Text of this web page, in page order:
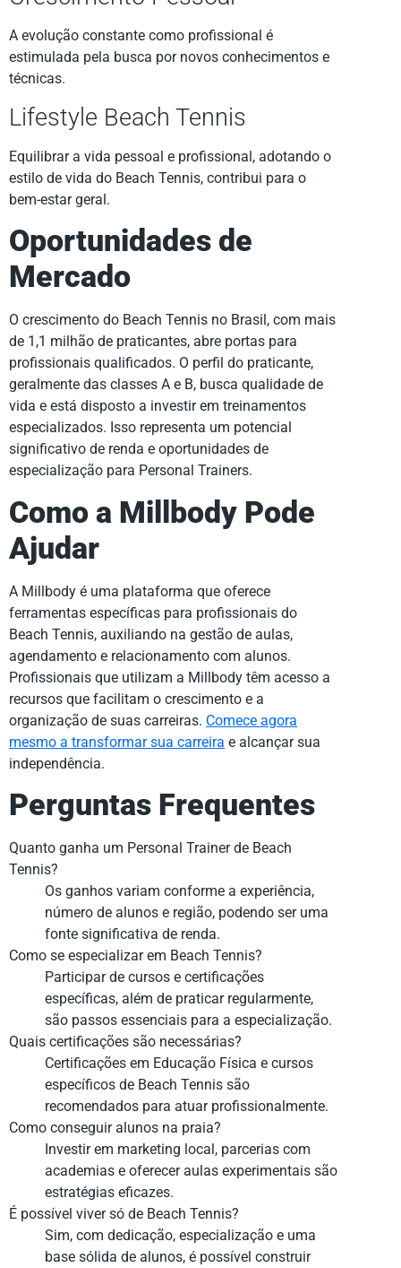
A evolução constante como profissional é
estimulada pela busca por novos conhecimentos e
técnicas.
Lifestyle Beach Tennis
Equilibrar a vida pessoal e profissional, adotando o
estilo de vida do Beach Tennis, contribui para o
bem-estar geral.
Oportunidades de
Mercado
O crescimento do Beach Tennis no Brasil, com mais
de 1,1 milhão de praticantes, abre portas para
profissionais qualificados. O perfil do praticante,
geralmente das classes A e B, busca qualidade de
vida e está disposto a investir em treinamentos
especializados. Isso representa um potencial
significativo de renda e oportunidades de
especialização para Personal Trainers.
Como a Millbody Pode
Ajudar
A Millbody é uma plataforma que oferece
ferramentas específicas para profissionais do
Beach Tennis, auxiliando na gestão de aulas,
agendamento e relacionamento com alunos.
Profissionais que utilizam a Millbody têm acesso a
recursos que facilitam o crescimento e a
organização de suas carreiras. Comece agora
mesmo a transformar sua carreira e alcançar sua
independência.
Perguntas Frequentes
Quanto ganha um Personal Trainer de Beach
Tennis?
Os ganhos variam conforme a experiência,
número de alunos e região, podendo ser uma
fonte significativa de renda.
Como se especializar em Beach Tennis?
Participar de cursos e certificações
específicas, além de praticar regularmente,
são passos essenciais para a especialização.
Quais certificações são necessárias?
Certificações em Educação Física e cursos
específicos de Beach Tennis são
recomendados para atuar profissionalmente.
Como conseguir alunos na praia?
Investir em marketing local, parcerias com
academias e oferecer aulas experimentais são
estratégias eficazes.
É possível viver só de Beach Tennis?
Sim, com dedicação, especialização e uma
base sólida de alunos, é possível construir